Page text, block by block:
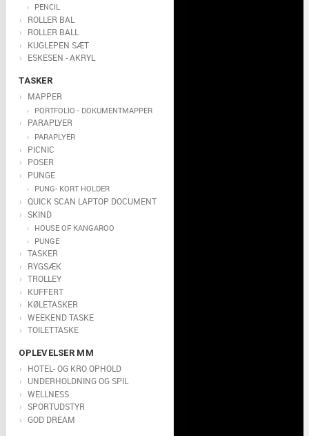
PENCIL
ROLLER BAL
ROLLER BALL
KUGLEPEN SÆT
ESKESEN - AKRYL
TASKER
MAPPER
PORTFOLIO - DOKUMENTMAPPER
PARAPLYER
PARAPLYER
PICNIC
POSER
PUNGE
PUNG- KORT HOLDER
QUICK SCAN LAPTOP DOCUMENT
SKIND
HOUSE OF KANGAROO
PUNGE
TASKER
RYGSÆK
TROLLEY
KUFFERT
KØLETASKER
WEEKEND TASKE
TOILETTASKE
OPLEVELSER MM
HOTEL- OG KRO OPHOLD
UNDERHOLDNING OG SPIL
WELLNESS
SPORTUDSTYR
GOD DREAM